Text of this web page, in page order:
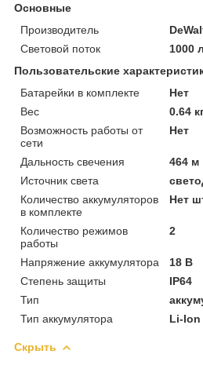
Основные
Производитель
Световой поток
1000
Пользовательские
Батарейки в комплекте
Нет
Вес
0.64
Возможность работы от
сети
Нет
Дальность свечения
464 м
Источник света
Количество аккумуляторов
в комплекте
Нет
Количество режимов
работы
2
Напряжение аккумулятора
18 В
Степень защиты
IP64
Тип
Тип аккумулятора
Li-Ion
Скрыть